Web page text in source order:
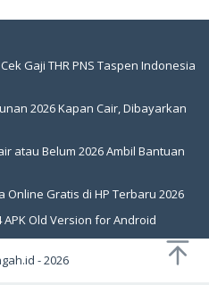
Gaji THR PNS Taspen Indonesia
2026 Kapan Cair, Dibayarkan
atau Belum 2026 Ambil Bantuan
Online Gratis di HP Terbaru 2026
Old Version for Android
- 2026